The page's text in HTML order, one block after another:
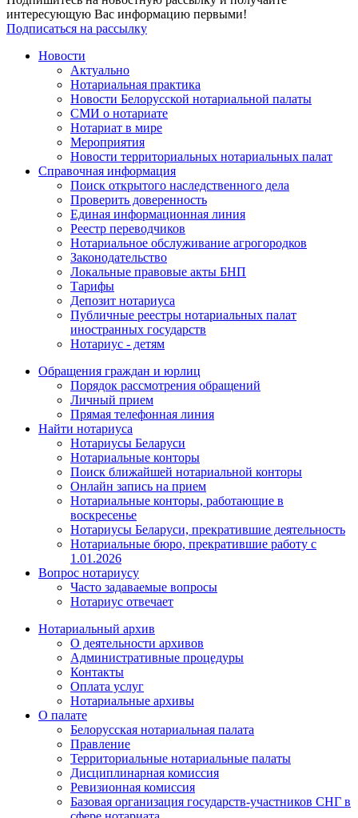
интересующую Вас информацию первыми!
Подписаться на рассылку
Новости
Актуально
Нотариальная практика
Новости Белорусской нотариальной палаты
СМИ о нотариате
Нотариат в мире
Мероприятия
Новости территориальных нотариальных палат
Справочная информация
Поиск открытого наследственного дела
Проверить доверенность
Единая информационная линия
Реестр переводчиков
Нотариальное обслуживание агрогородков
Законодательство
Локальные правовые акты БНП
Тарифы
Депозит нотариуса
Публичные реестры нотариальных палат
иностранных государств
Нотариус - детям
Обращения граждан и юрлиц
Порядок рассмотрения обращений
Личный прием
Прямая телефонная линия
Найти нотариуса
Нотариусы Беларуси
Нотариальные конторы
Поиск ближайшей нотариальной конторы
Онлайн запись на прием
Нотариальные конторы, работающие в
воскресенье
Нотариусы Беларуси, прекратившие деятельность
Нотариальные бюро, прекратившие работу с
1.01.2026
Вопрос нотариусу
Часто задаваемые вопросы
Нотариус отвечает
Нотариальный архив
О деятельности архивов
Административные процедуры
Контакты
Оплата услуг
Нотариальные архивы
О палате
Белорусская нотариальная палата
Правление
Территориальные нотариальные палаты
Дисциплинарная комиссия
Ревизионная комиссия
Базовая организация государств-участников СНГ в